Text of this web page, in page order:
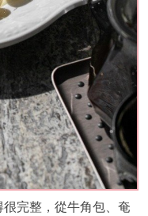
完整，從牛角包、奄